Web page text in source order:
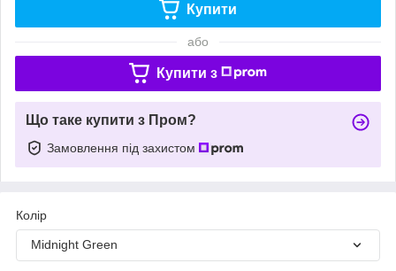
Купити
або
Купити з
Що таке купити з Пром?
Замовлення під захистом
Колір
Midnight Green